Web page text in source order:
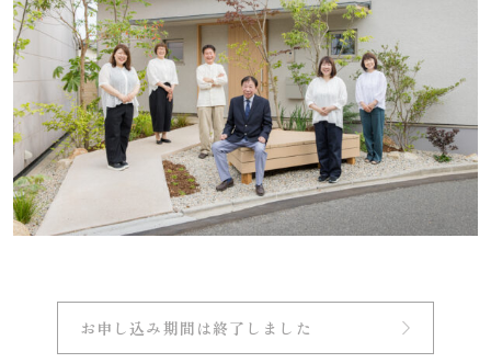
お申し込み期間は終了しました